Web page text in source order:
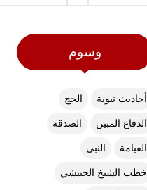
وسوم
أحاديث نبوية الحج
الدفاع المبين الصدقة
القيامة النبي
خطب الشيخ الحبيشي